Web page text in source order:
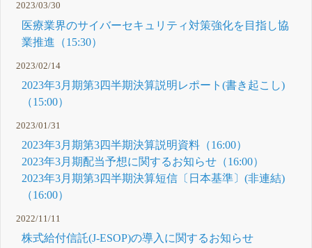
2023/03/30
医療業界のサイバーセキュリティ対策強化を目指し協
業推進（15:30）
2023/02/14
2023年3月期第3四半期決算説明レポート(書き起こし)
（15:00）
2023/01/31
2023年3月期第3四半期決算説明資料（16:00）
2023年3月期配当予想に関するお知らせ（16:00）
2023年3月期第3四半期決算短信〔日本基準〕(非連結)
（16:00）
2022/11/11
株式給付信託(J-ESOP)の導入に関するお知らせ